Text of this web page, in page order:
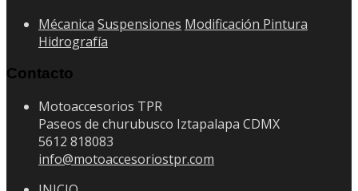
Mécanica Suspensiones Modificación Pintura
Hidrografía
Contacto
Motoaccesorios TPR
Paseos de churubusco Iztapalapa CDMX
5612 818083
info@motoaccesoriostpr.com